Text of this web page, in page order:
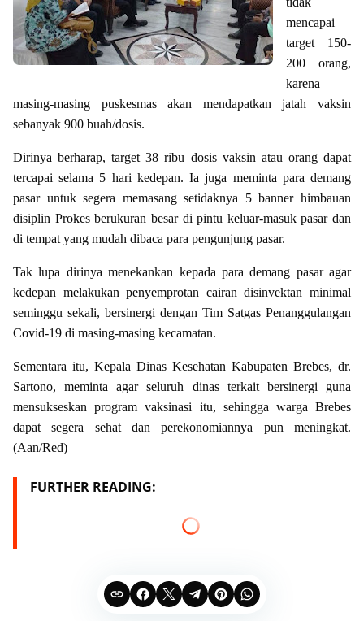
mencapai
target 150-
200 orang,
karena
masing-masing puskesmas akan mendapatkan jatah vaksin
sebanyak 900 buah/dosis.
Dirinya berharap, target 38 ribu dosis vaksin atau orang dapat
tercapai selama 5 hari kedepan. Ia juga meminta para demang
pasar untuk segera memasang setidaknya 5 banner himbauan
disiplin Prokes berukuran besar di pintu keluar-masuk pasar dan
di tempat yang mudah dibaca para pengunjung pasar.
Tak lupa dirinya menekankan kepada para demang pasar agar
kedepan melakukan penyemprotan cairan disinvektan minimal
seminggu sekali, bersinergi dengan Tim Satgas Penanggulangan
Covid-19 di masing-masing kecamatan.
Sementara itu, Kepala Dinas Kesehatan Kabupaten Brebes, dr.
Sartono, meminta agar seluruh dinas terkait bersinergi guna
mensukseskan program vaksinasi itu, sehingga warga Brebes
dapat segera sehat dan perekonomiannya pun meningkat.
(Aan/Red)
FURTHER READING: